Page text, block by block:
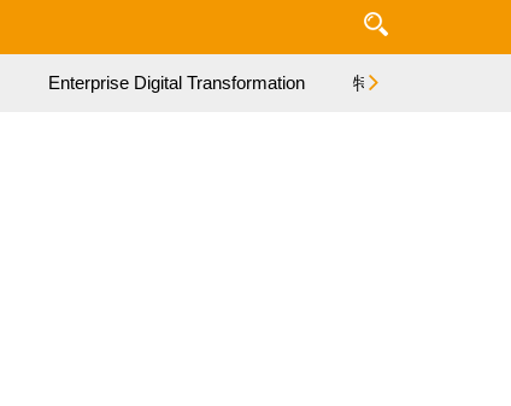
Enterprise Digital Transformation 特集